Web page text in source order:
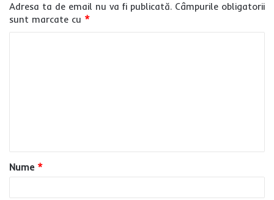
Adresa ta de email nu va fi publicată. Câmpurile obligatorii
sunt marcate cu *
a
r
Nume *